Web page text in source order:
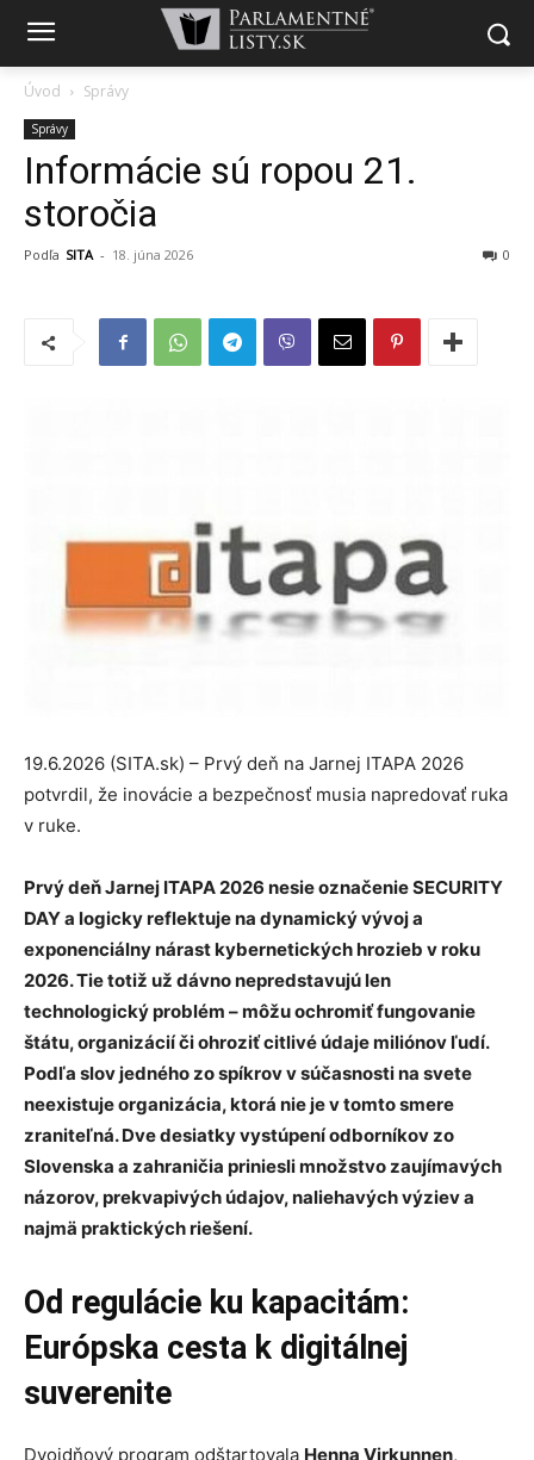
Úvod Správy
Správy
Informácie sú ropou 21.
storočia
Podľa SITA - 18. júna 2026 0
19.6.2026 (SITA.sk) – Prvý deň na Jarnej ITAPA 2026
potvrdil, že inovácie a bezpečnosť musia napredovať ruka
v ruke.
Prvý deň Jarnej ITAPA 2026 nesie označenie SECURITY
DAY a logicky reflektuje na dynamický vývoj a
exponenciálny nárast kybernetických hrozieb v roku
2026. Tie totiž už dávno nepredstavujú len
technologický problém – môžu ochromiť fungovanie
štátu, organizácií či ohroziť citlivé údaje miliónov ľudí.
Podľa slov jedného zo spíkrov v súčasnosti na svete
neexistuje organizácia, ktorá nie je v tomto smere
zraniteľná. Dve desiatky vystúpení odborníkov zo
Slovenska a zahraničia priniesli množstvo zaujímavých
názorov, prekvapivých údajov, naliehavých výziev a
najmä praktických riešení.
Od regulácie ku kapacitám:
Európska cesta k digitálnej
suverenite
Dvojdňový program odštartovala Henna Virkunnen,